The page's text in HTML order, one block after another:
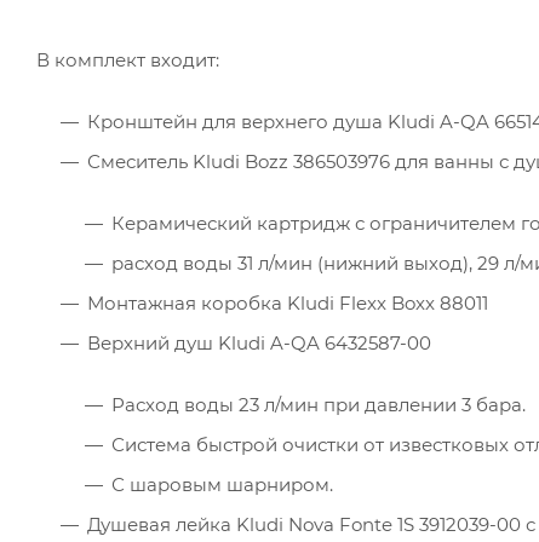
В комплект входит:
Кронштейн для верхнего душа Kludi A-QA
Смеситель Kludi Bozz 386503976 для ванны с
Керамический картридж с ограничителем
расход воды 31 л/мин (нижний выход), 29 л/
Монтажная коробка Kludi Flexx Boxx 88011
Верхний душ Kludi A-QA 6432587-00
Расход воды 23 л/мин при давлении 3 бара.
Система быстрой очистки от известковых
С шаровым шарниром.
Душевая лейка Kludi Nova Fonte 1S 3912039-00